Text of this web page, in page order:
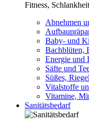
Fitness,
Abnehmen
Baby- und
Bachblüten,
Energie und
Säfte und
Süßes,
Vitalstoffe
Vitamine,
Sanitätsbedarf